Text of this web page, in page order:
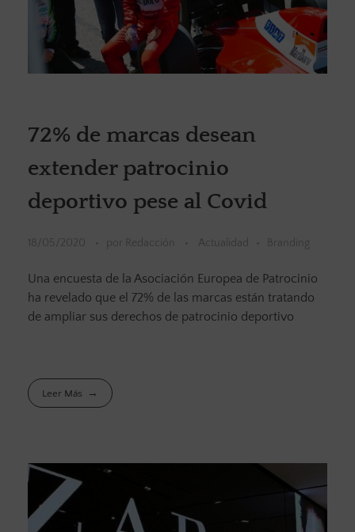
72% de marcas desean
extender patrocinio
deportivo pese al Covid
18/05/2020 por Redacción Actualidad Branding
Una encuesta de la Asociación Europea de Patrocinio
ha revelado que el 72% de las marcas están tratando
de ampliar sus derechos de patrocinio deportivo
Leer Más